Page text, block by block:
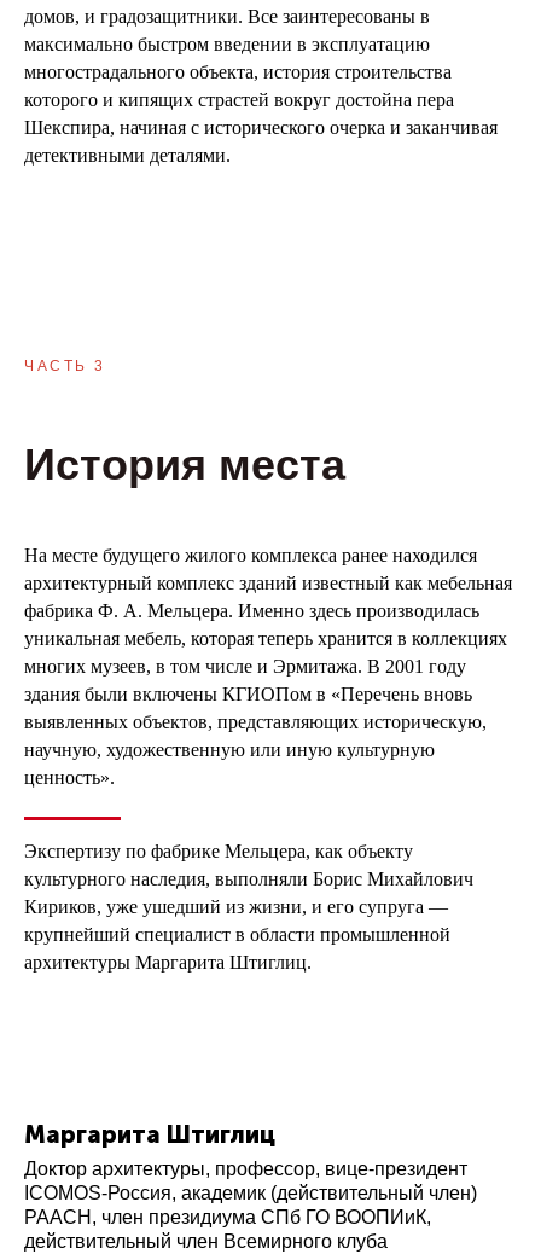
домов, и градозащитники. Все заинтересованы в
максимально быстром введении в эксплуатацию
многострадального объекта, история строительства
которого и кипящих страстей вокруг достойна пера
Шекспира, начиная с исторического очерка и заканчивая
детективными деталями.
ЧАСТЬ 3
История места
На месте будущего жилого комплекса ранее находился
архитектурный комплекс зданий известный как мебельная
фабрика Ф. А. Мельцера. Именно здесь производилась
уникальная мебель, которая теперь хранится в коллекциях
многих музеев, в том числе и Эрмитажа. В 2001 году
здания были включены КГИОПом в «Перечень вновь
выявленных объектов, представляющих историческую,
научную, художественную или иную культурную
ценность».
Экспертизу по фабрике Мельцера, как объекту
культурного наследия, выполняли Борис Михайлович
Кириков, уже ушедший из жизни, и его супруга —
крупнейший специалист в области промышленной
архитектуры Маргарита Штиглиц.
Маргарита Штиглиц
Доктор архитектуры, профессор, вице-президент
ICOMOS-Россия, академик (действительный член)
РААСН, член президиума СПб ГО ВООПИиК,
действительный член Всемирного клуба